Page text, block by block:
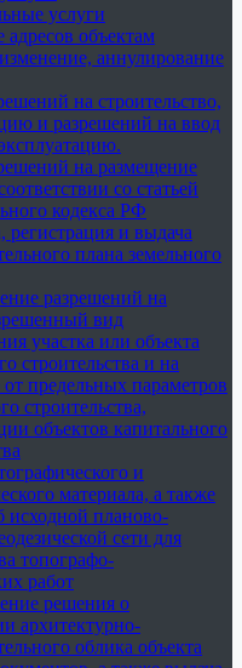
услуги
объектам
аннулирование
на строительство,
и разрешений на ввод
на размещение
со статьей
кодекса РФ
регистрация и выдача
плана земельного
разрешений на
вид
участка или объекта
строительства и на
предельных параметров
строительства,
объектов капитального
и
материала, а также
исходной планово-
сети для
топографо-
работ
решения о
архитектурно-
облика объекта